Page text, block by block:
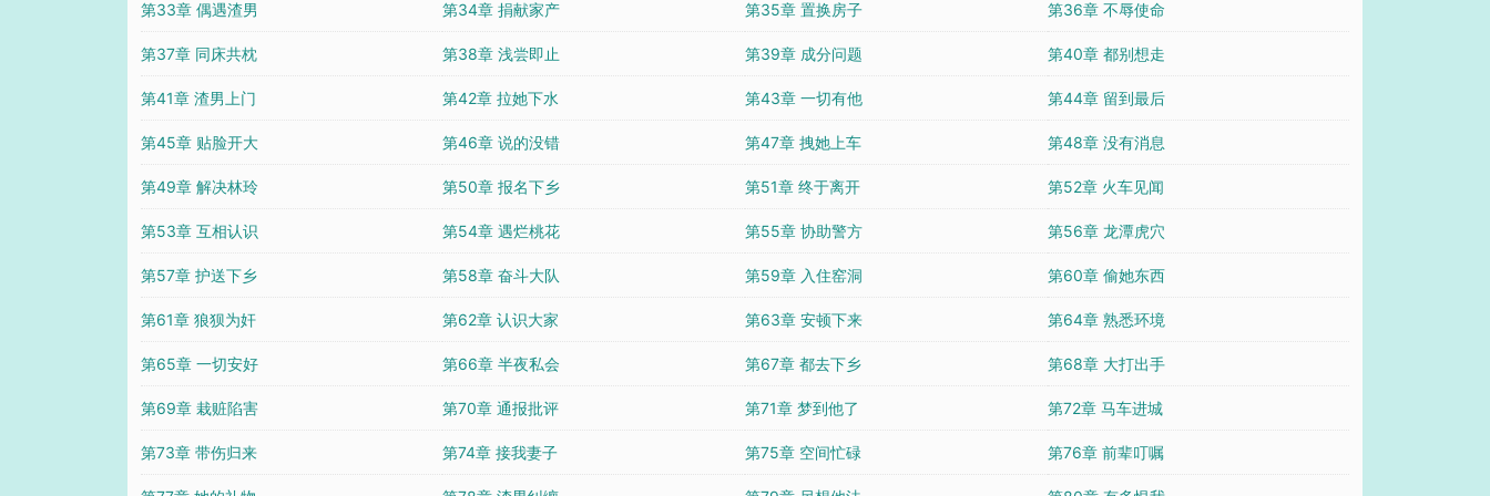
第33章 偶遇渣男 第34章 捐献家产 第35章 置换房子 第36章 不辱使命
第37章 同床共枕 第38章 浅尝即止 第39章 成分问题 第40章 都别想走
第41章 渣男上门 第42章 拉她下水 第43章 一切有他 第44章 留到最后
第45章 贴脸开大 第46章 说的没错 第47章 拽她上车 第48章 没有消息
第49章 解决林玲 第50章 报名下乡 第51章 终于离开 第52章 火车见闻
第53章 互相认识 第54章 遇烂桃花 第55章 协助警方 第56章 龙潭虎穴
第57章 护送下乡 第58章 奋斗大队 第59章 入住窑洞 第60章 偷她东西
第61章 狼狈为奸 第62章 认识大家 第63章 安顿下来 第64章 熟悉环境
第65章 一切安好 第66章 半夜私会 第67章 都去下乡 第68章 大打出手
第69章 栽赃陷害 第70章 通报批评 第71章 梦到他了 第72章 马车进城
第73章 带伤归来 第74章 接我妻子 第75章 空间忙碌 第76章 前辈叮嘱